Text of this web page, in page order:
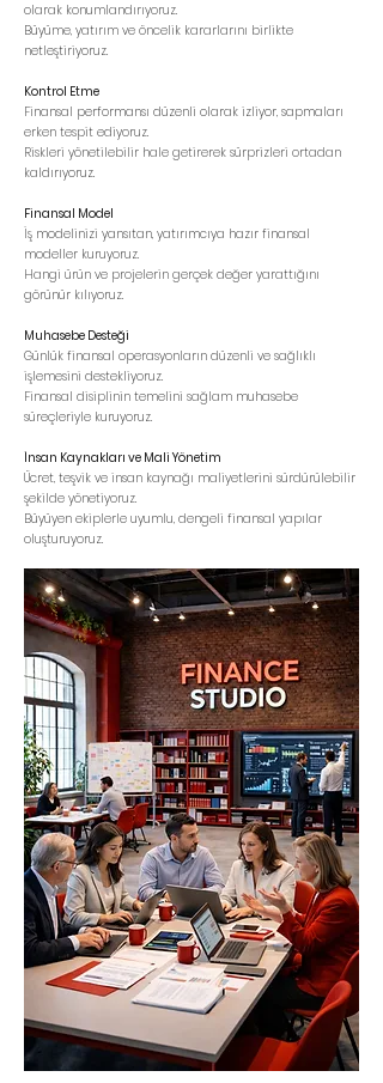
olarak konumlandırıyoruz.
Büyüme, yatırım ve öncelik kararlarını birlikte
netleştiriyoruz.
Kontrol Etme
Finansal performansı düzenli olarak izliyor, sapmaları
erken tespit ediyoruz.
Riskleri yönetilebilir hale getirerek sürprizleri ortadan
kaldırıyoruz.
Finansal Model
İş modelinizi yansıtan, yatırımcıya hazır finansal
modeller kuruyoruz.
Hangi ürün ve projelerin gerçek değer yarattığını
görünür kılıyoruz.
Muhasebe Desteği
Günlük finansal operasyonların düzenli ve sağlıklı
işlemesini destekliyoruz.
Finansal disiplinin temelini sağlam muhasebe
süreçleriyle kuruyoruz.
İnsan Kaynakları ve Mali Yönetim
Ücret, teşvik ve insan kaynağı maliyetlerini sürdürülebilir
şekilde yönetiyoruz.
Büyüyen ekiplerle uyumlu, dengeli finansal yapılar
oluşturuyoruz.